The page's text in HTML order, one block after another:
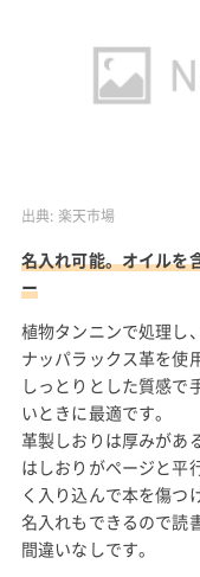
出典: 楽天市場
名入れ可能。オイルを
ー
植物タンニンで処理し
ナッパラックス革を使
しっとりとした質感で
いときに最適です。
革製しおりは厚みがあ
はしおりがページと平
く入り込んで本を傷つ
名入れもできるので読
間違いなしです。